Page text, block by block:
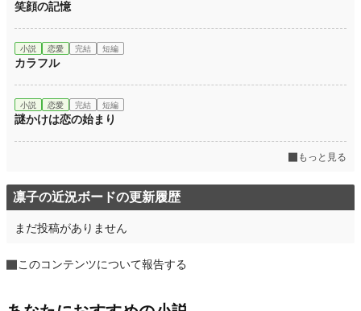
笑顔の記憶
小説 恋愛 完結 短編
カラフル
小説 恋愛 完結 短編
謎かけは恋の始まり
もっと見る
凛子の近況ボードの更新履歴
まだ投稿がありません
このコンテンツについて報告する